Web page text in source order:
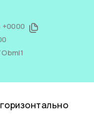
+0000